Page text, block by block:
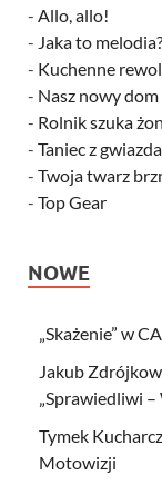
- Allo, allo!
- Jaka to melodia?
- Kuchenne
- Nasz nowy dom
- Rolnik szuka
- Taniec z
- Twoja twarz
- Top Gear
NOWE
„Skażenie” w
Jakub
„Sprawiedliwi
Tymek
Motowizji